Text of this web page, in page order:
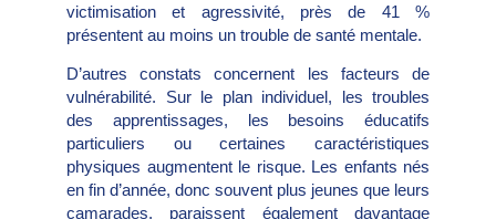
victimisation et agressivité, près de 41 %
présentent au moins un trouble de santé mentale.
D’autres constats concernent les facteurs de
vulnérabilité. Sur le plan individuel, les troubles
des apprentissages, les besoins éducatifs
particuliers ou certaines caractéristiques
physiques augmentent le risque. Les enfants nés
en fin d’année, donc souvent plus jeunes que leurs
camarades, paraissent également davantage